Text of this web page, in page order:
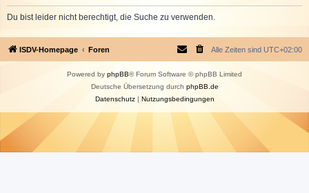
Du bist leider nicht berechtigt, die Suche zu verwenden.
ISDV-Homepage Foren Alle Zeiten sind UTC+02:00
Powered by phpBB® Forum Software © phpBB Limited
Deutsche Übersetzung durch phpBB.de
Datenschutz| Nutzungsbedingungen